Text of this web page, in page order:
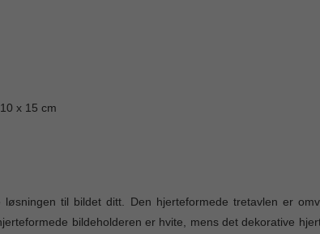
x 15 cm
til bildet ditt. Den hjerteformede tretavlen er
bildeholderen er hvite, mens det dekorative